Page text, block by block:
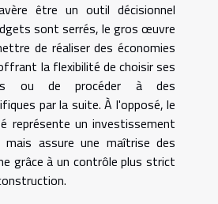
être un outil décisionnel
sont serrés, le gros œuvre
de réaliser des économies
la flexibilité de choisir ses
ou de procéder à des
par la suite. À l'opposé, le
représente un investissement
mais assure une maîtrise des
grâce à un contrôle plus strict